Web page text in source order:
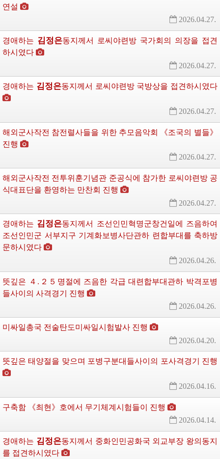
연설
2026.04.27.
경애하는 김정은동지께서
로씨야련방 국가회의 의장을 접견
하시였다
2026.04.27.
경애하는 김정은동지께서 로씨야련방 국방상을 접견하시였다
2026.04.27.
해외군사작전 참전렬사들을 위한 추모음악회 《조국의 별들》
진행
2026.04.27.
해외군사작전 전투위훈기념관 준공식에 참가한 로씨야련방 공
식대표단을 환영하는 만찬회 진행
2026.04.27.
경애하는 김정은동지께서
조선인민혁명군창건일에 즈음하여
조선인민군 서부지구 기계화보병사단관하 련합부대를 축하방
문하시였다
2026.04.26.
뜻깊은 ４.２５명절에 즈음한 각급 대련합부대관하 박격포병
들사이의 사격경기 진행
2026.04.26.
미싸일총국 전술탄도미싸일시험발사 진행
2026.04.20.
뜻깊은 태양절을 맞으며 포병구분대들사이의 포사격경기 진행
2026.04.16.
구축함 《최현》호에서 무기체계시험들이 진행
2026.04.14.
경애하는 김정은동지께서 중화인민공화국 외교부장 왕의동지
를 접견하시였다